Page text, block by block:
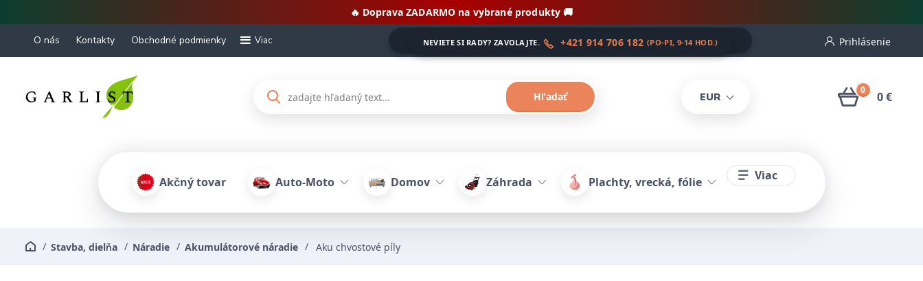
🔥 Doprava ZADARMO na vybrané produkty 🚚
O nás Kontakty Obchodné podmienky Viac
EUR
Prihlásenie
Hľadať
NEVIETE SI RADY? ZAVOLAJTE. +421 914 706 182 (PO-PI, 9-14 HOD.)
0 0 €
Akčný tovar Auto-Moto Domov Záhrada Plachty, vrecká, fólie Viac
Stavba, dielňa Náradie Akumulátorové náradie Aku chvostové píly